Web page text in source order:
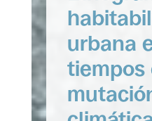
Cristina
Lozano,